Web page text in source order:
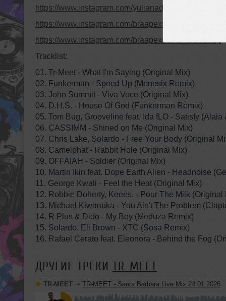
https://www.instagram.com/yulianadj
https://www.instagram.com/braapextreme
https://www.instagram.com/braapextreme_workshop
Tracklist:
01. Tr-Meet - What I'm Saying (Original Mix)
02. Funkerman - Speed Up (Menesix Remix)
03. John Summit - Viva Voce (Original Mix)
04. D.H.S. - House Of God (Funkerman Remix)
05. Tom Bug, Grooveline feat. Ida fLO - Satisfy (Alaia
06. CASSIMM - Shined on Me (Original Mix)
07. Chris Lake, Solardo - Free Your Body (Original
08. Camelphat - Rabbit Hole (Original Mix)
09. OFFAIAH - Soldier (Original Mix)
10. Martin Ikin feat. Dope Earth Alien - Headnoise
11. George Kwali - Feel the Heat (Original Mix)
12. Robbie Doherty, Keees. - Pour The Milk (Original
13. Michael Kiwanuka - You Ain't The Problem
14. R Plus & Dido - My Boy (Meduza Remix)
15. Solardo, Eli Brown - XTC (Sosa Remix)
16. Rafael Cerato feat. Eleonora - Behind the Fog
ДРУГИЕ ТРЕКИ TR-MEET
TR-MEET ➝ TR-MEET - Santa Barbara Live Mix 24.01.2026